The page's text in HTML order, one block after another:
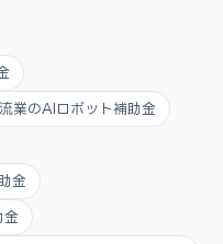
業のAIロボット補助金
金
金